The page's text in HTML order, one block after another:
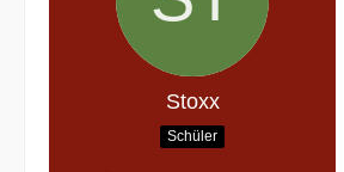
Stoxx
Schüler